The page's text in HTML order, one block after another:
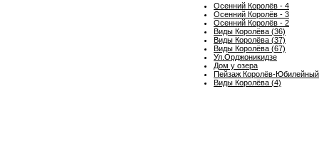
Осенний Королёв - 4
Осенний Королёв - 3
Осенний Королёв - 2
Виды Королёва (36)
Виды Королёва (37)
Виды Королёва (67)
Ул.Орджоникидзе
Дом у озера
Пейзаж Королёв-Юбилейный
Виды Королёва (4)